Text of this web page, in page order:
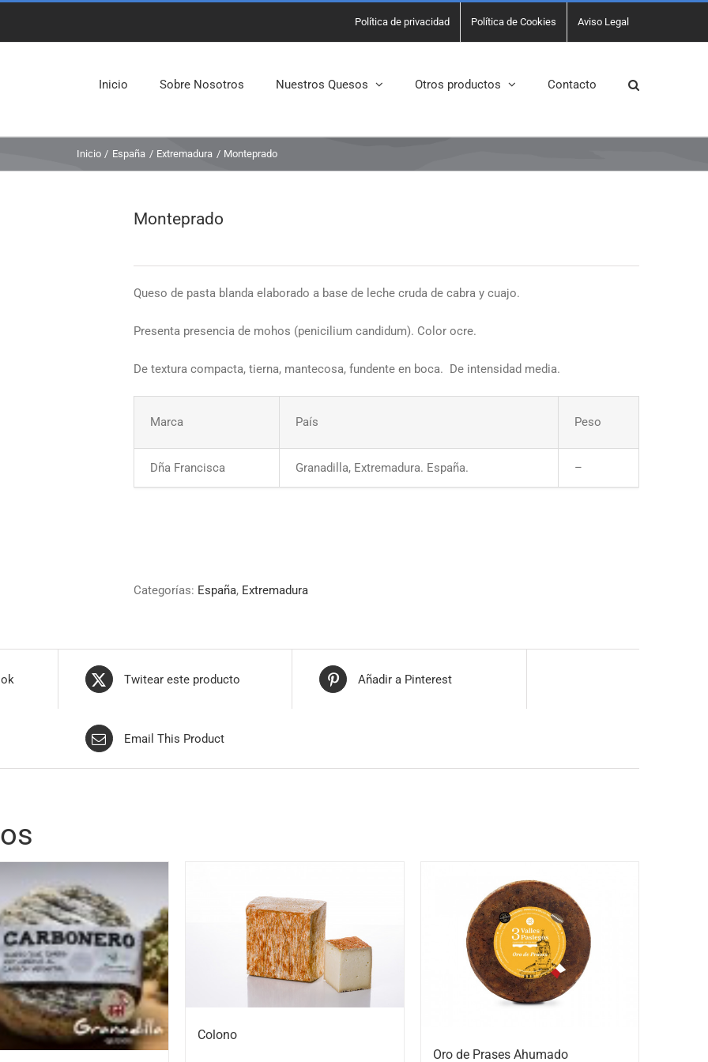
Política de privacidad Política de Cookies Aviso Legal
Inicio Sobre Nosotros Nuestros Quesos Otros productos Contacto
Inicio España Extremadura Monteprado
Monteprado
Queso de pasta blanda elaborado a base de leche cruda de cabra y cuajo.
Presenta presencia de mohos (penicilium candidum). Color ocre.
De textura compacta, tierna, mantecosa, fundente en boca. De intensidad media.
Marca País Peso
Dña Francisca Granadilla, Extremadura. España. –
Categorías: España, Extremadura
Twitear este producto Añadir a Pinterest
Email This Product
Colono
Oro de Prases Ahumado